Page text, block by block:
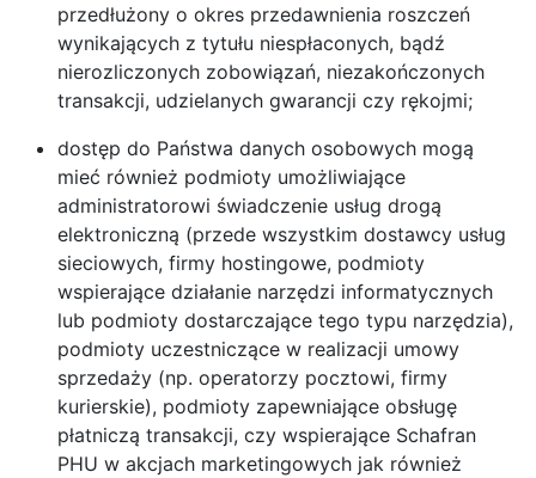
przedłużony o okres przedawnienia roszczeń
wynikających z tytułu niespłaconych, bądź
nierozliczonych zobowiązań, niezakończonych
transakcji, udzielanych gwarancji czy rękojmi;
dostęp do Państwa danych osobowych mogą
mieć również podmioty umożliwiające
administratorowi świadczenie usług drogą
elektroniczną (przede wszystkim dostawcy usług
sieciowych, firmy hostingowe, podmioty
wspierające działanie narzędzi informatycznych
lub podmioty dostarczające tego typu narzędzia),
podmioty uczestniczące w realizacji umowy
sprzedaży (np. operatorzy pocztowi, firmy
kurierskie), podmioty zapewniające obsługę
płatniczą transakcji, czy wspierające Schafran
PHU w akcjach marketingowych jak również